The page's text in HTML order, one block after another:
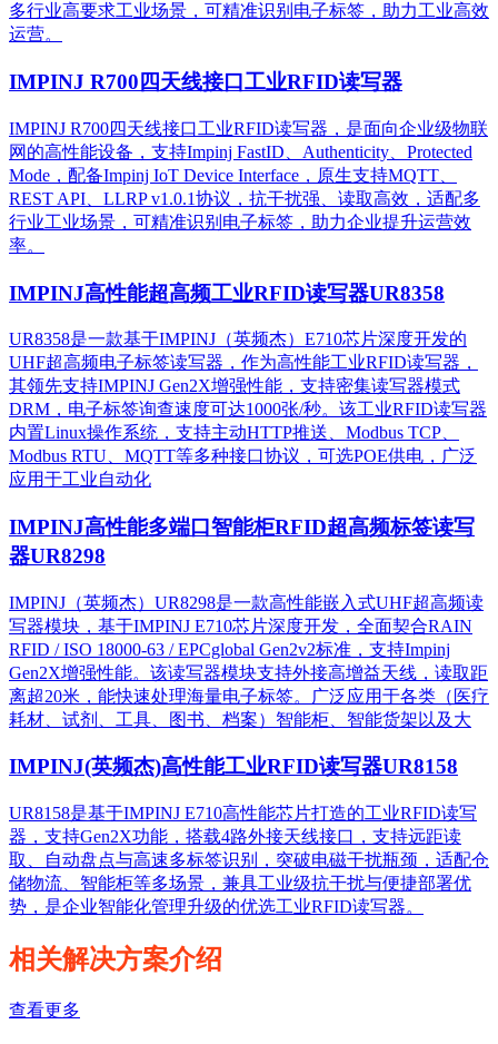
多行业高要求工业场景，可精准识别电子标签，助力工业高效
运营。​
IMPINJ R700四天线接口工业RFID读写器
IMPINJ R700四天线接口工业RFID读写器，是面向企业级物联
网的高性能设备，支持Impinj FastID、Authenticity、Protected
Mode，配备Impinj IoT Device Interface，原生支持MQTT、
REST API、LLRP v1.0.1协议，抗干扰强、读取高效，适配多
行业工业场景，可精准识别电子标签，助力企业提升运营效
率。
IMPINJ高性能超高频工业RFID读写器UR8358
UR8358是一款基于IMPINJ（英频杰）E710芯片深度开发的
UHF超高频电子标签读写器，作为高性能工业RFID读写器，
其领先支持IMPINJ Gen2X增强性能，支持密集读写器模式
DRM，电子标签询查速度可达1000张/秒。该工业RFID读写器
内置Linux操作系统，支持主动HTTP推送、Modbus TCP、
Modbus RTU、MQTT等多种接口协议，可选POE供电，广泛
应用于工业自动化
IMPINJ高性能多端口智能柜RFID超高频标签读写
器UR8298
IMPINJ（英频杰）UR8298是一款高性能嵌入式UHF超高频读
写器模块，基于IMPINJ E710芯片深度开发，全面契合RAIN
RFID / ISO 18000-63 / EPCglobal Gen2v2标准，支持Impinj
Gen2X增强性能。该读写器模块支持外接高增益天线，读取距
离超20米，能快速处理海量电子标签。广泛应用于各类（医疗
耗材、试剂、工具、图书、档案）智能柜、智能货架以及大
IMPINJ(英频杰)高性能工业RFID读写器UR8158
UR8158是基于IMPINJ E710高性能芯片打造的工业RFID读写
器，支持Gen2X功能，搭载4路外接天线接口，支持远距读
取、自动盘点与高速多标签识别，突破电磁干扰瓶颈，适配仓
储物流、智能柜等多场景，兼具工业级抗干扰与便捷部署优
势，是企业智能化管理升级的优选工业RFID读写器。
相关解决方案介绍
查看更多